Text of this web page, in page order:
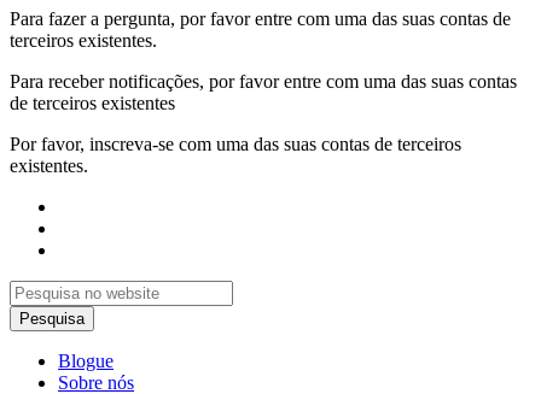
Para fazer a pergunta, por favor entre com uma das suas contas de
terceiros existentes.
Para receber notificações, por favor entre com uma das suas contas
de terceiros existentes
Por favor, inscreva-se com uma das suas contas de terceiros
existentes.
Blogue
Sobre nós